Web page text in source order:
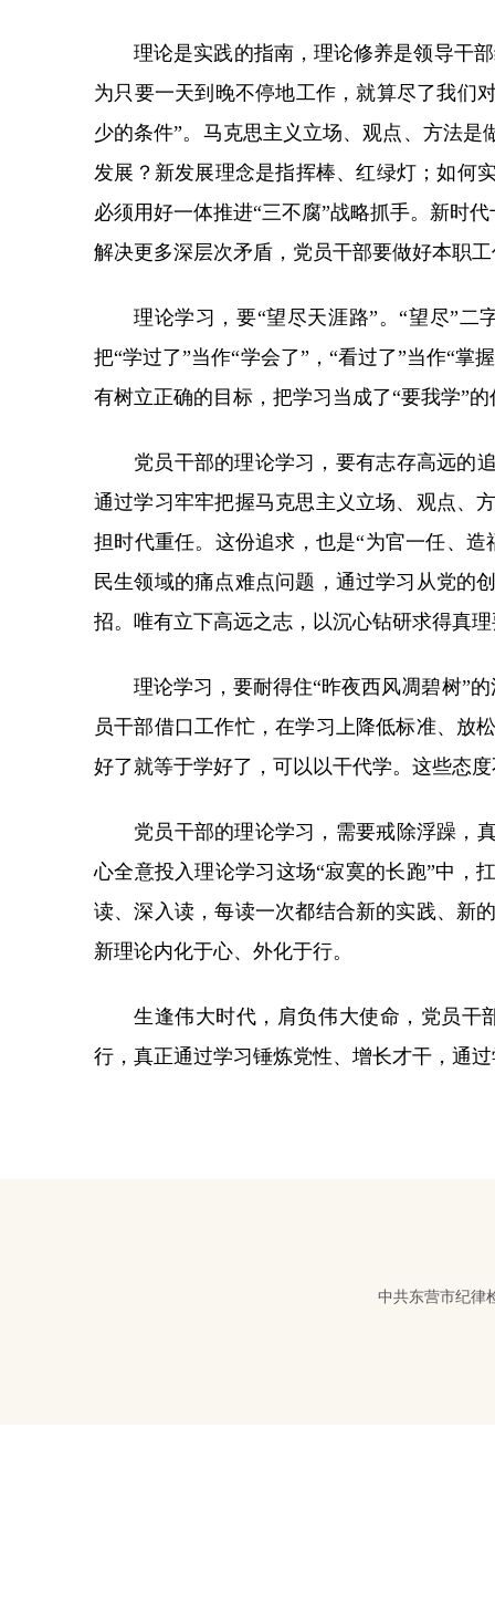
理论是实践的指南，理论修养是领导干
为只要一天到晚不停地工作，就算尽了我们
少的条件”。马克思主义立场、观点、方法
发展？新发展理念是指挥棒、红绿灯；如何
必须用好一体推进“三不腐”战略抓手。新时
解决更多深层次矛盾，党员干部要做好本职
理论学习，要“望尽天涯路”。“望尽”
把“学过了”当作“学会了”，“看过了”当作“
有树立正确的目标，把学习当成了“要我学”的
党员干部的理论学习，要有志存高远的
通过学习牢牢把握马克思主义立场、观点、
担时代重任。这份追求，也是“为官一任、
民生领域的痛点难点问题，通过学习从党的
招。唯有立下高远之志，以沉心钻研求得真
理论学习，要耐得住“昨夜西风凋碧树”
员干部借口工作忙，在学习上降低标准、放
好了就等于学好了，可以以干代学。这些态
党员干部的理论学习，需要戒除浮躁，
心全意投入理论学习这场“寂寞的长跑”中
读、深入读，每读一次都结合新的实践、新
新理论内化于心、外化于行。
生逢伟大时代，肩负伟大使命，党员干
行，真正通过学习锤炼党性、增长才干，通
中共东营市纪